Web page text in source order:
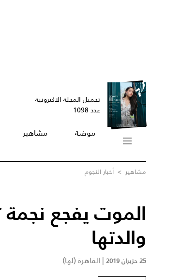
تحميل المجلة الاكترونية
عدد 1098
موضة مشاهير
مشاهير > أخبار النجوم
الموت يفجع
والدتها
25 حزيران 2019 | القاهرة (لها)